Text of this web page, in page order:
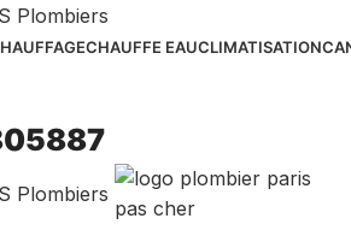
CHAUFFE EAUCLIMATISATION